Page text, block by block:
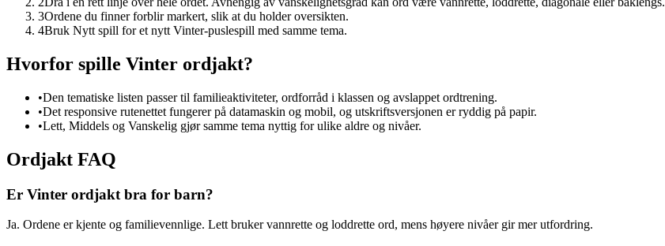
3Ordene du finner forblir markert, slik at du holder oversikten.
4Bruk Nytt spill for et nytt Vinter-puslespill med samme tema.
Hvorfor spille Vinter ordjakt?
•Den tematiske listen passer til familieaktiviteter, ordforråd i klassen og avslappet ordtrening.
•Det responsive rutenettet fungerer på datamaskin og mobil, og utskriftsversjonen er ryddig på papir.
•Lett, Middels og Vanskelig gjør samme tema nyttig for ulike aldre og nivåer.
Ordjakt FAQ
Er Vinter ordjakt bra for barn?
Ja. Ordene er kjente og familievennlige. Lett bruker vannrette og loddrette ord, mens høyere nivåer gir mer utfordring.